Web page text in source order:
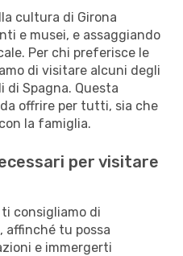
cultura di Girona
e musei, e assaggiando
Per chi preferisce le
di visitare alcuni degli
di Spagna. Questa
offrire per tutti, sia che
la famiglia.
per visitare
ti consigliamo di
affinché tu possa
e immergerti